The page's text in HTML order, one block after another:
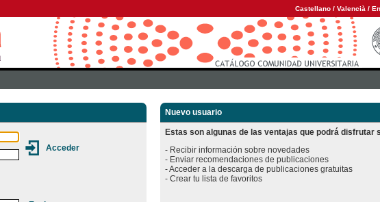
Castellano / Valencià /
Nuevo usuario
Estas son algunas de las ventajas que podrá disfrutar
- Recibir información sobre novedades
- Enviar recomendaciones de publicaciones
- Acceder a la descarga de publicaciones gratuitas